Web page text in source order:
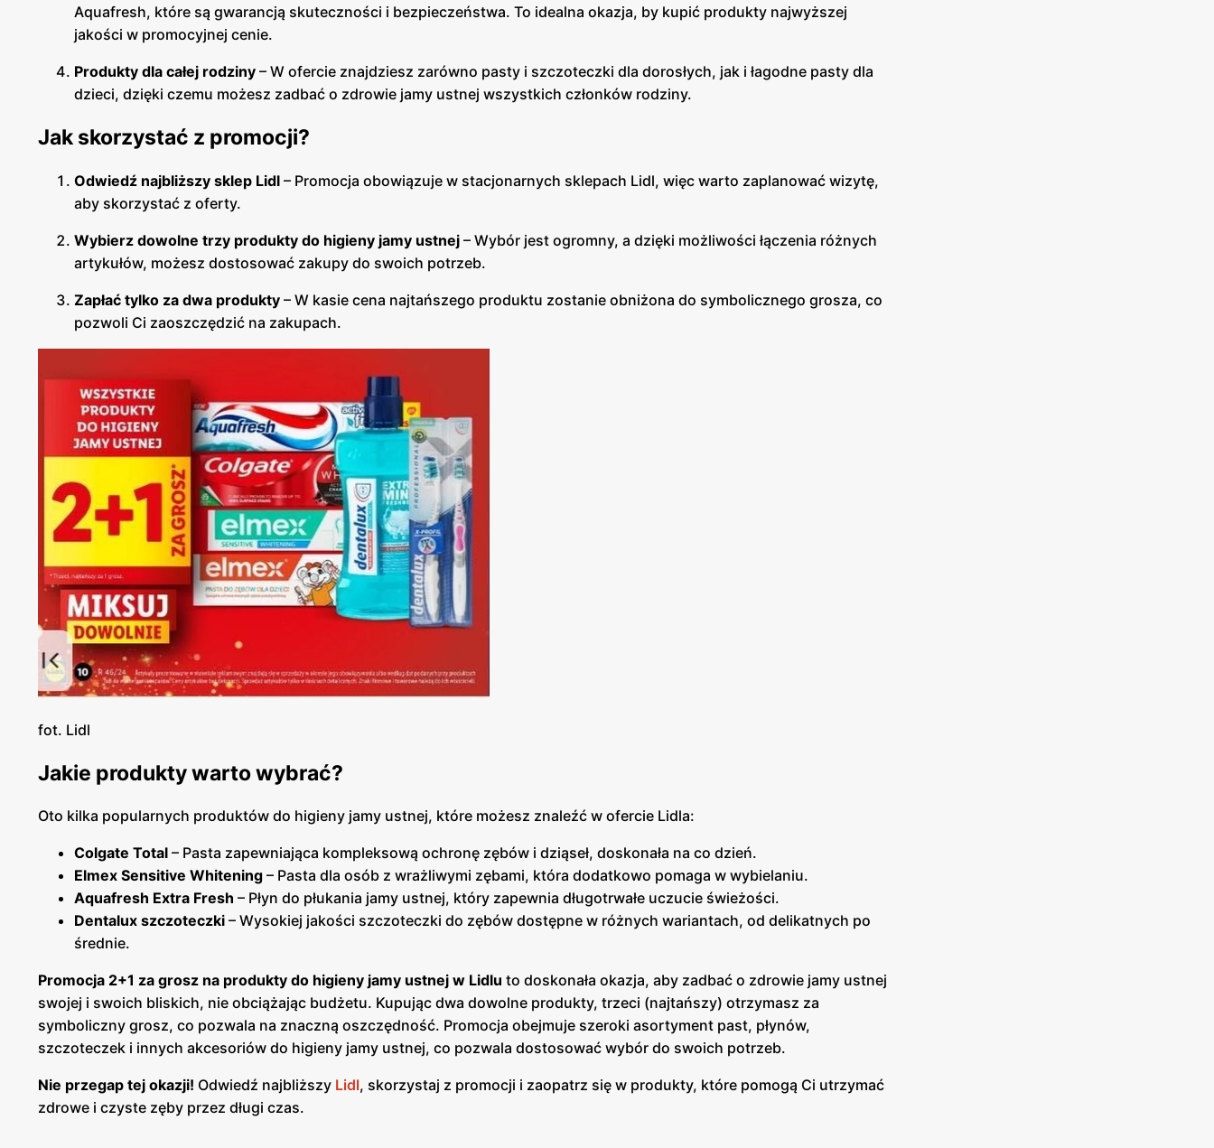
Aquafresh, które są gwarancją skuteczności i bezpieczeństwa. To idealna okazja, by kupić produkty najwyższej
jakości w promocyjnej cenie.
Produkty dla całej rodziny – W ofercie znajdziesz zarówno pasty i szczoteczki dla dorosłych, jak i łagodne pasty dla
dzieci, dzięki czemu możesz zadbać o zdrowie jamy ustnej wszystkich członków rodziny.
Jak skorzystać z promocji?
Odwiedź najbliższy sklep Lidl – Promocja obowiązuje w stacjonarnych sklepach Lidl, więc warto zaplanować wizytę,
aby skorzystać z oferty.
Wybierz dowolne trzy produkty do higieny jamy ustnej – Wybór jest ogromny, a dzięki możliwości łączenia różnych
artykułów, możesz dostosować zakupy do swoich potrzeb.
Zapłać tylko za dwa produkty – W kasie cena najtańszego produktu zostanie obniżona do symbolicznego grosza, co
pozwoli Ci zaoszczędzić na zakupach.
fot. Lidl
Jakie produkty warto wybrać?
Oto kilka popularnych produktów do higieny jamy ustnej, które możesz znaleźć w ofercie Lidla:
Colgate Total – Pasta zapewniająca kompleksową ochronę zębów i dziąseł, doskonała na co dzień.
Elmex Sensitive Whitening – Pasta dla osób z wrażliwymi zębami, która dodatkowo pomaga w wybielaniu.
Aquafresh Extra Fresh – Płyn do płukania jamy ustnej, który zapewnia długotrwałe uczucie świeżości.
Dentalux szczoteczki – Wysokiej jakości szczoteczki do zębów dostępne w różnych wariantach, od delikatnych po
średnie.
Promocja 2+1 za grosz na produkty do higieny jamy ustnej w Lidlu to doskonała okazja, aby zadbać o zdrowie jamy ustnej
swojej i swoich bliskich, nie obciążając budżetu. Kupując dwa dowolne produkty, trzeci (najtańszy) otrzymasz za
symboliczny grosz, co pozwala na znaczną oszczędność. Promocja obejmuje szeroki asortyment past, płynów,
szczoteczek i innych akcesoriów do higieny jamy ustnej, co pozwala dostosować wybór do swoich potrzeb.
Nie przegap tej okazji! Odwiedź najbliższy Lidl, skorzystaj z promocji i zaopatrz się w produkty, które pomogą Ci utrzymać
zdrowe i czyste zęby przez długi czas.